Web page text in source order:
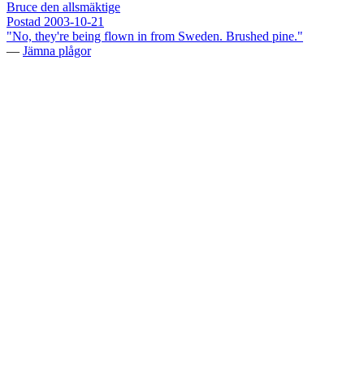
Bruce den allsmäktige
Postad 2003-10-21
"No, they're being flown in from Sweden. Brushed pine."
— Jämna plågor